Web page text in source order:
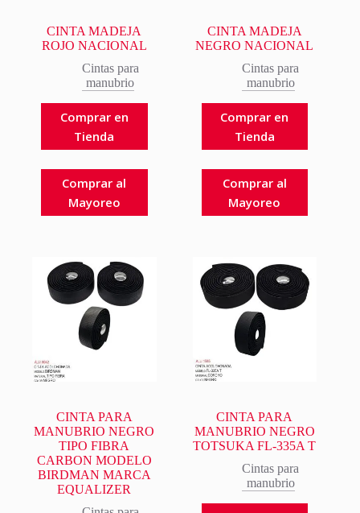
CINTA MADEJA
ROJO NACIONAL
Cintas para
manubrio
Comprar en
Tienda
Comprar al
Mayoreo
CINTA MADEJA
NEGRO NACIONAL
Cintas para
manubrio
Comprar en
Tienda
Comprar al
Mayoreo
CINTA PARA
MANUBRIO NEGRO
TIPO FIBRA
CARBON MODELO
BIRDMAN MARCA
EQUALIZER
CINTA PARA
MANUBRIO NEGRO
TOTSUKA FL-335A T
Cintas para
manubrio